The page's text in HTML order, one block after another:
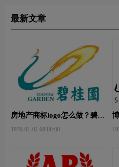
最新文章
房地产商标logo怎么做？碧桂
1970-01-01 08:00:00